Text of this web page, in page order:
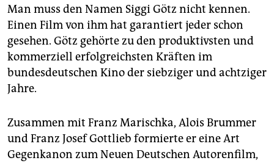
fragen & hilfe
unterstützen
abo
genossenschaft
Man muss den Namen Siggi Götz nicht kennen.
Einen Film von ihm hat garantiert jeder schon
gesehen. Götz gehörte zu den produktivsten und
kommerziell erfolgreichsten Kräften im
bundesdeutschen Kino der siebziger und achtziger
Jahre.
Zusammen mit Franz Marischka, Alois Brummer
und Franz Josef Gottlieb formierte er eine Art
Gegenkanon zum Neuen Deutschen Autorenfilm,